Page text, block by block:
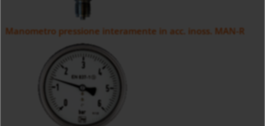
Manometro pressione interamente in acc. inoss. MAN-R